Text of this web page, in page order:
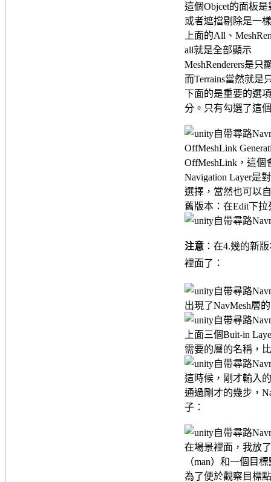
這個Objcet的面板
或者遮擋剔除是一
上面的All、
all就是全部顯示
MeshRenderers是
而Terrains當然就是
下面的是重要的選
分。只有勾選了這
OffMeshLink
OffMeshLink，這個
Navigation Layer是
選擇，當然也可以
舊版本：在Edit下
注意 ：在4.幾的新
裡面了：
出現了NavMesh層
上面三個Buit-in
需要的層的名稱，
這時候，剛才輸入
通過剛才的幾步，
子：
在場景裡面，我放
（man）和一個目
為了便於觀察目標